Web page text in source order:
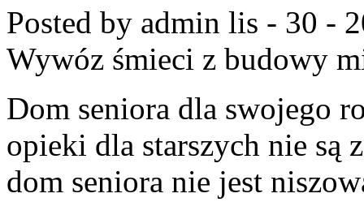
Posted by admin lis - 30 -
Wywóz śmieci z budowy
Dom seniora dla swojego
opieki dla starszych nie są
dom seniora nie jest